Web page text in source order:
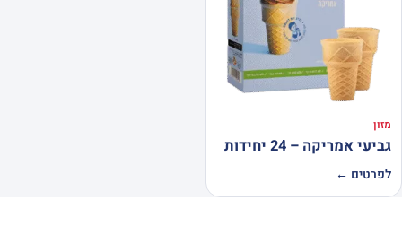
מזון
גביעי אמריקה – 24 יחידות
לפרטים ←